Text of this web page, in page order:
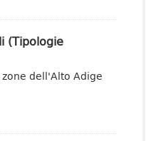
(Tipologie
dell'Alto Adige